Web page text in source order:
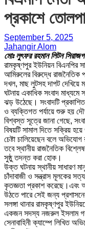
প্রকাশে
September 5, 2025
Jahangir Alom
মোঃ লুৎফর রহমান লিটন
রামকৃষ্ণপুর ইউনিয়ন বিএনপির
আমিরুলের বিরুদ্ধে রাজনৈতিক
দখল, মাছ লুটসহ দাপট দেখিয়ে
ঘটনায় একাধিক সংবাদ
ঝড় উঠেছে। সংবাদটি
ও ব্যক্তিগত পর্যায়ে শুরু হয়
বিশ্বস্ত সূত্রে জানা গেছে,
বিষয়টি সামাল দিতে সক্রিয়
চেষ্টা চালিয়েছেন বলে অভিযোগ
তবে স্থানীয় রাজনৈতিক
সুষ্ঠু তদন্ত করা হোক।
উক্ত ঘটনায় স্থানীয় সাধারণ
চাঁদাবাজী ও সন্ত্রাস মূলকের
কৃতজ্ঞতা প্রকাশ করেছে।এবং
উঠতে পারে সেই জন্য
সলঙ্গা থানার রামকৃষ্ণপুর
একজন সদস্য নজরুল ইসলাম গত
সেনাবাহিনী ক্যাম্পে লিখিত